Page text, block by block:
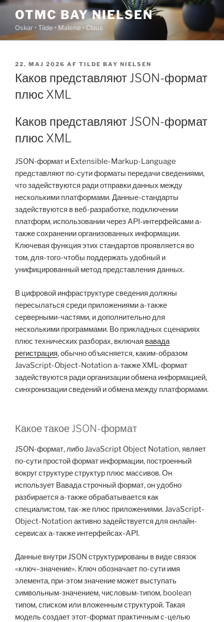
Videre
indhold
OTMC BAY NIELSEN
Oskar • Tilde • Malene • Claus
UDGIVET
DEN
22. MAJ 2026 AF TILDE BAY NIELSEN
Каков представляют JSON-формат
плюс XML
Каков представляют JSON-формат
плюс XML
JSON-формат и Extensible-Markup-Language
представляют по-сути форматы передачи сведениями,
что задействуются ради отправки данных между
несколькими платформами. Данные-стандарты
задействуются в веб-разработке, подключении
платформ, использовании через API-интерфейсами а-
также сохранении организованных информации.
Ключевая функция этих стандартов проявляется во
том, для-того-чтобы поддержать удобный и
унифицированный метод представления данных.
В цифровой инфраструктуре сведения должны
пересылаться среди приложениями а-также
серверными-частями, и дополнительно для
несколькими программами. Во прикладных сценариях
плюс технических разборах, включая вавада
регистрация, обычно объясняется, каким-образом
JavaScript-Object-Notation а-также XML-формат
задействуются ради организации обмена информацией,
синхронизации сведений и обмена между платформами.
Какое такое JSON-формат
JSON-формат, либо JavaScript Object Notation, являет
по-сути простой формат информации, построенный
вокруг структуре структур плюс массивов. Он
использует Вавада строчный формат, он удобно
разбирается а-также обрабатывается как
специалистом, так-же плюс приложениями. JavaScript-
Object-Notation активно задействуется для онлайн-
сервисах а-также интерфейсах-API.
Данные внутри JSON структурированы в виде связок
«ключ–значение». Ключ обозначает по-сути имя
элемента, при-этом значение может выступать
символьным-значением, числовым-типом, boolean
типом, списком или вложенным структурой. Такая
модель создает этот-формат практичным с-целью